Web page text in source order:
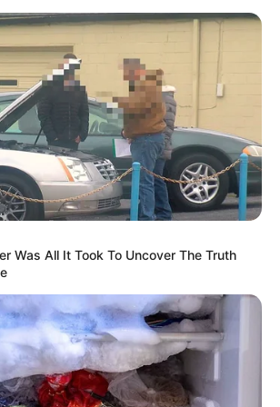
JORGE OÑATE VALLENATO
EN ALERTA
todas las noticias que le
Para estar bien informado, por
active las notificaciones de Alerta.
Was All It Took To Uncover The Truth